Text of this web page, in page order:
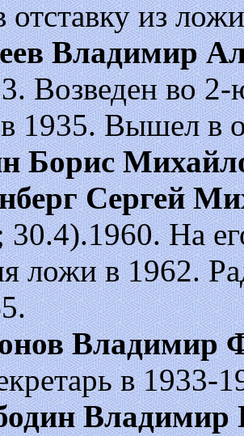
из
Владимир
Возведен во
1935. Вышел в
Борис
Сергей
30.4).1960. На
ложи в 1962.
Владимир
в 1933-
Владимир